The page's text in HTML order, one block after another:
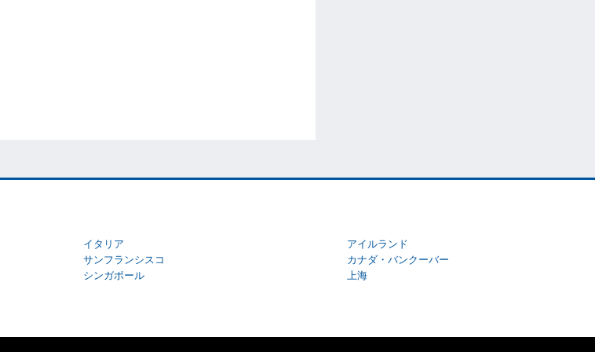
イタリア
アイルランド
サンフランシスコ
カナダ・バンクーバー
シンガポール
上海